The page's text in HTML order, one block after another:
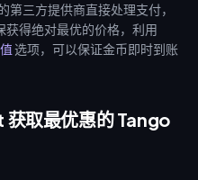
三方提供商直接处理支付，
得绝对最优的价格，利用
选项，可以保证金币即时到账
取最优惠的 Tango